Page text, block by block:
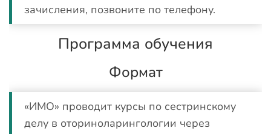
зачисления, позвоните по телефону.
Программа обучения
Формат
«ИМО» проводит курсы по сестринскому
делу в оториноларингологии через